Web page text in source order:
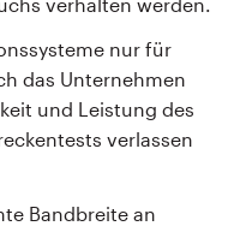
nur für
das Unternehmen
und Leistung des
verlassen
Bandbreite an